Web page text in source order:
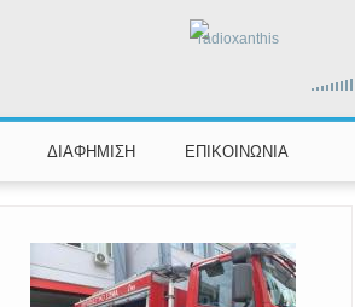
radioxanthis
ΔΙΑΦΗΜΙΣΗ ΕΠΙΚΟΙΝΩΝΙΑ
Ο Μύθος της Ξάνθης
τον Κόσυνθο